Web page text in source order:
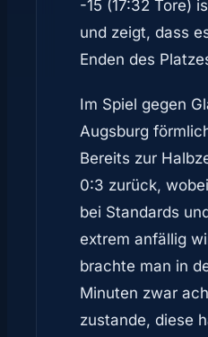
-15 (17:32 Tore)
und zeigt, dass
Enden des
Im Spiel gegen
Augsburg
Bereits zur
0:3 zurück,
bei Standards
extrem anfällig
brachte man in
Minuten zwar
zustande, diese